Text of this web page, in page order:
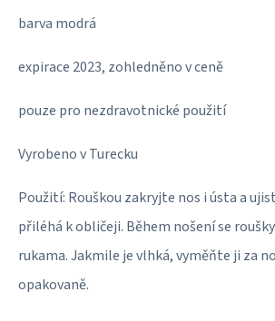
barva modrá
expirace 2023, zohledněno v ceně
pouze pro nezdravotnické použití
Vyrobeno v Turecku
Použití: Rouškou zakryjte nos i ústa a
přiléhá k obličeji. Během nošení se
rukama. Jakmile je vlhká, vyměňte ji za
opakovaně.